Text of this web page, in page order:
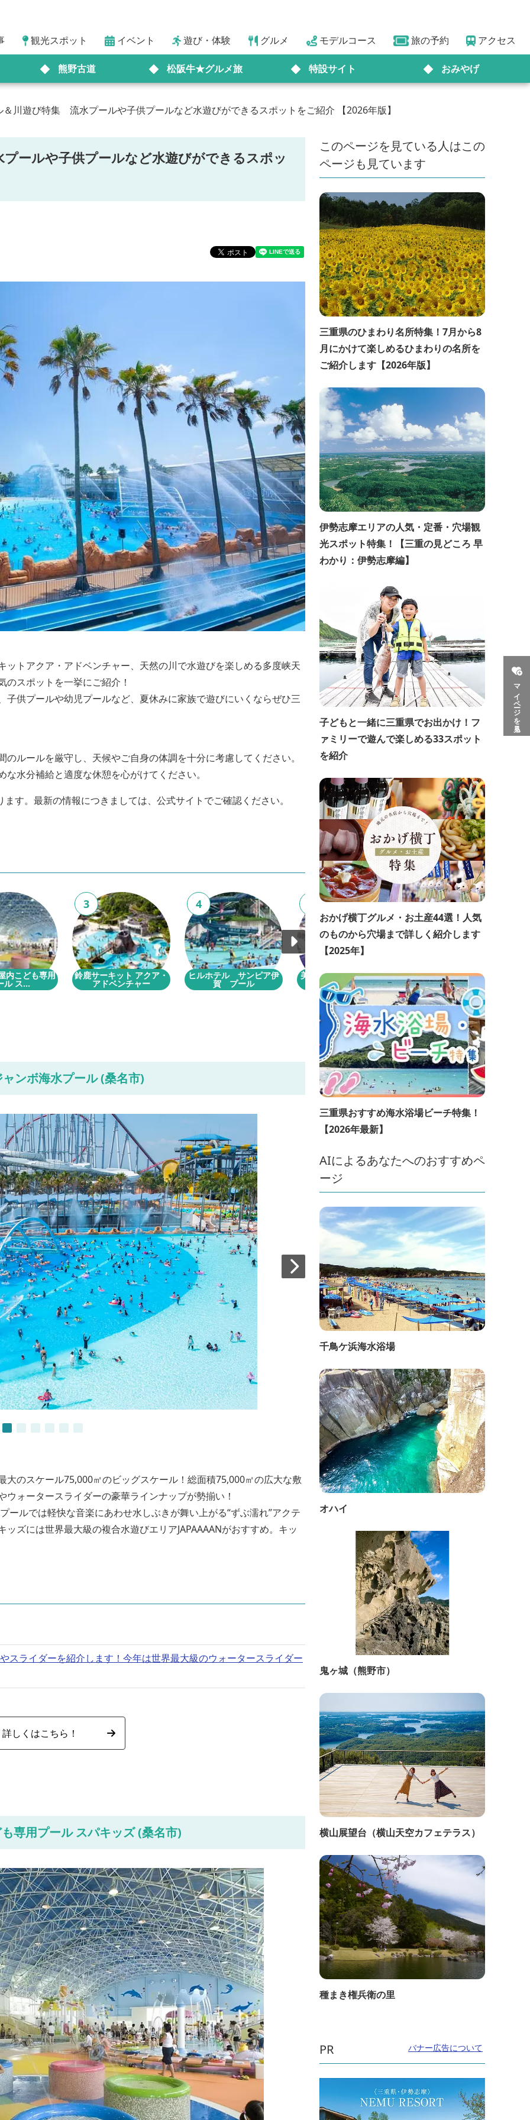
観光スポット イベント 遊び・体験 グルメ モデルコース 旅の予約 アクセス
熊野古道 松阪牛★グルメ旅 特設サイト おみやげ
マイページを見る
＆川遊び特集 流水プールや子供プールなど水遊びができるスポットをご紹介 【2026年版】
ールや子供プールなど水遊びができるスポッ
トアクア・アドベンチャー、天然の川で水遊びを楽しめる多度峡天
スポットを一挙にご紹介！
供プールや幼児プールなど、夏休みに家族で遊びにいくならぜひ三
ルールを厳守し、天候やご自身の体調を十分に考慮してください。
水分補給と適度な休憩を心がけてください。
す。最新の情報につきましては、公式サイトでご確認ください。
内こども専用
ル ス...
鈴鹿サーキット アクア・
アドベンチャー
3
ヒルホテル サンピア伊
賀 プール
4
美杉リゾート ファイア
バレイウォー... 宮川上流
6
ンボ海水プール (桑名市)
のスケール75,000㎡のビッグスケール！総面積75,000㎡の広大な敷
ォータースライダーの豪華ラインナップが勢揃い！
ールでは軽快な音楽にあわせ水しぶきが舞い上がる“ずぶ濡れ”アクテ
ズには世界最大級の複合水遊びエリアJAPAAAANがおすすめ。キッ
スライダーを紹介します！今年は世界最大級のウォータースライダー
詳しくはこちら！
専用プール スパキッズ (桑名市)
このページを見ている人はこの
ページも見ています
三重県のひまわり名所特集！7月から8
月にかけて楽しめるひまわりの名所を
ご紹介します【2026年版】
伊勢志摩エリアの人気・定番・穴場観
光スポット特集！【三重の見どころ 早
わかり：伊勢志摩編】
子どもと一緒に三重県でお出かけ！フ
ァミリーで遊んで楽しめる33スポット
を紹介
おかげ横丁グルメ・お土産44選！人気
のものから穴場まで詳しく紹介します
【2025年】
三重県おすすめ海水浴場ビーチ特集！
【2026年最新】
AIによるあなたへのおすすめペ
ージ
千鳥ケ浜海水浴場
オハイ
鬼ヶ城（熊野市）
横山展望台（横山天空カフェテラス）
種まき権兵衛の里
PR バナー広告について